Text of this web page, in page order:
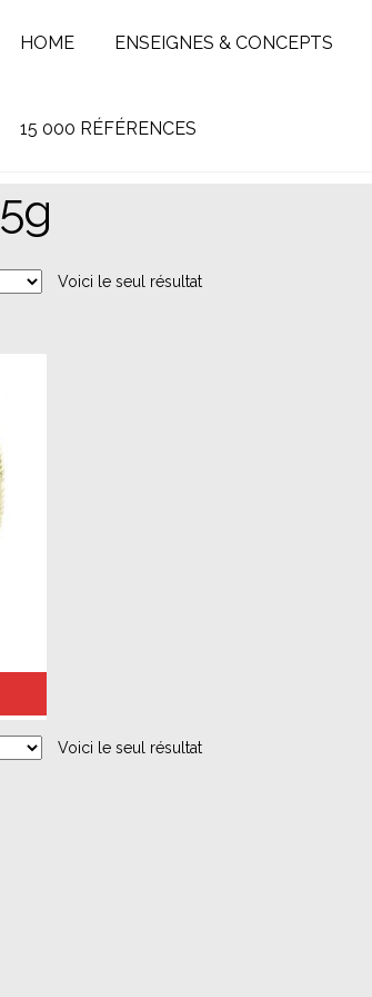
HOME ENSEIGNES & CONCEPTS
15 000 RÉFÉRENCES
Voici le seul résultat
Voici le seul résultat